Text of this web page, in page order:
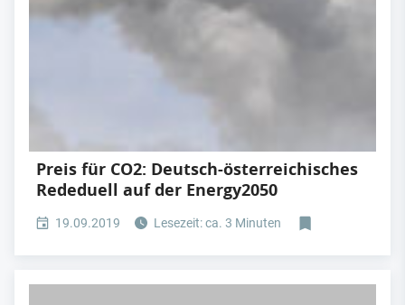
Preis für CO2: Deutsch-österreichisches
Rededuell auf der Energy2050
19.09.2019 Lesezeit: ca. 3 Minuten